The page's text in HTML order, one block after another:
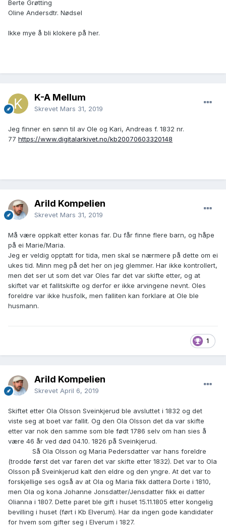
Berte Grøtting
Oline Andersdtr. Nødsel
Ikke mye å bli klokere på her.
K-A Mellum
Skrevet Mars 31, 2019
Jeg finner en sønn til av Ole og Kari, Andreas f. 1832 nr.
77 https://www.digitalarkivet.no/kb20070603320148
Arild Kompelien
Skrevet Mars 31, 2019
Må være oppkalt etter konas far. Du får finne flere barn, og håpe
på ei Marie/Maria.
Jeg er veldig opptatt for tida, men skal se nærmere på dette om ei
ukes tid. Minn meg på det her on jeg glemmer. Har ikke kontrollert,
men det ser ut som det var Oles far det var skifte etter, og at
skiftet var et fallitskifte og derfor er ikke arvingene nevnt. Oles
foreldre var ikke husfolk, men falliten kan forklare at Ole ble
husmann.
1
Arild Kompelien
Skrevet April 6, 2019
Skiftet etter Ola Olsson Sveinkjerud ble avsluttet i 1832 og det
viste seg at boet var fallit. Og den Ola Olsson det da var skifte
etter var nok den samme som ble født 1786 selv om han sies å
være 46 år ved død 04.10. 1826 på Sveinkjerud.
Så Ola Olsson og Maria Pedersdatter var hans foreldre
(trodde først det var faren det var skifte etter 1832). Det var to Ola
Olsson på Sveinkjerud kalt den eldre og den yngre. At det var to
forskjellige ses også av at Ola og Maria fikk dattera Dorte i 1810,
men Ola og kona Johanne Jonsdatter/Jensdatter fikk ei datter
Olianna i 1807. Dette paret ble gift i huset 15.11.1805 etter kongelig
bevilling i huset (ført i Kb Elverum). Har da ingen gode kandidater
for hvem som gifter seg i Elverum i 1827.